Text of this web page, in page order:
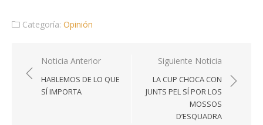
Categoría: Opinión
Navegación
de
entradas
Noticia Anterior
HABLEMOS DE LO QUE
SÍ IMPORTA
Siguiente Noticia
LA CUP CHOCA CON
JUNTS PEL SÍ POR LOS
MOSSOS
D’ESQUADRA